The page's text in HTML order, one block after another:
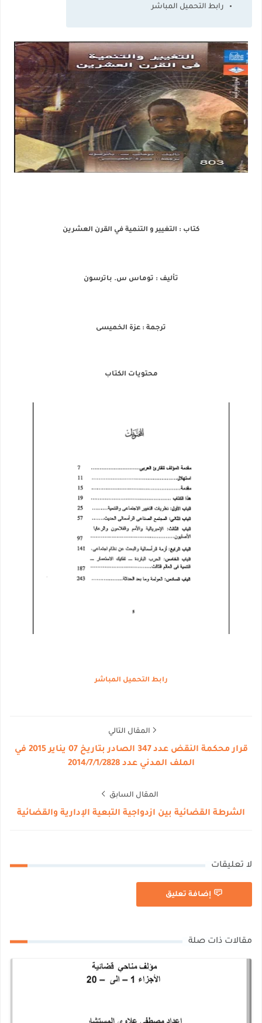
رابط التحميل المباشر
كتاب : التغيير و التنمية في القرن العشرين
تأليف : توماس س. باترسون
ترجمة : عزة الخميسى
محتويات الكتاب
رابط التحميل المباشر
المقال التالي
قرار محكمة النقض عدد 347 الصادر بتاريخ 07 يناير 2015 في
الملف المدني عدد 2014/7/1/2828
المقال السابق
الشرطة القضائية بين ازدواجية التبعية الإدارية والقضائية
لا تعليقات
إضافة تعليق
مقالات ذات صلة